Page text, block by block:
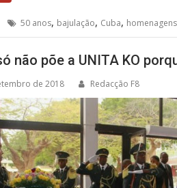
50 anos, bajulação, Cuba, homenagens
não põe a UNITA KO
de 2018 Redacção F8